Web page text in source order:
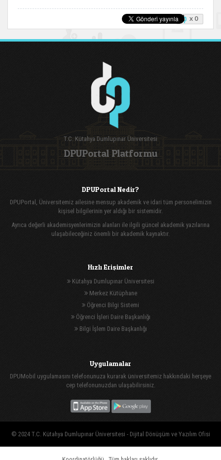
x 0
T.C. Kütahya Dumlupınar Üniversitesi
DPUPortal Platformu
DPUPortal Nedir?
DPUPortal, Üniversitemiz ailesine mensup akademik ve idari tüm personelimizin
kişisel bilgilerinin yer aldığı bir sistemidir.
Ayrıca değerli akademisyenlerimizin alanları ile ilgili güncel akademik yazılarına
ulaşabileceğiniz önemli bir akademik kaynaktır.
Hızlı Erişimler
Kütahya Dumlupınar Üniversitesi
Merkez Kütüphane
Öğrenci Bilgi Sistemi
Öğrenci İşleri Daire Başkanlığı
Bilgi İşlem Daire Başkanlığı
Uygulamalar
DPUMobil uygulamasını telefonunuza kurarak üniversitemiz hakkındaki herşeye
cep telefonunuzdan ulaşabilirsiniz.
© 2024 T.C. Kütahya Dumlupınar Üniversitesi - Dijital Dönüşüm ve Yazılım Ofisi